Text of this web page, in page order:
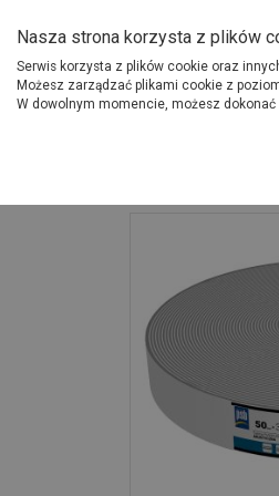
O
Taśma
Nasza strona korzysta z plików
Serwis korzysta z plików cookie oraz
Możesz zarządzać plikami cookie z
W dowolnym momencie, możesz